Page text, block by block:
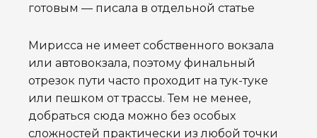
готовым — писала в отдельной статье
Мирисса не имеет собственного вокзала
или автовокзала, поэтому финальный
отрезок пути часто проходит на тук-туке
или пешком от трассы. Тем не менее,
добраться сюда можно без особых
сложностей практически из любой точки